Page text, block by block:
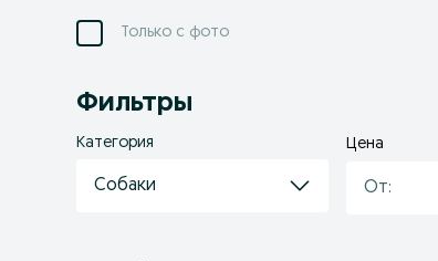
Только с фото
Фильтры
Категория
Собаки
Цена